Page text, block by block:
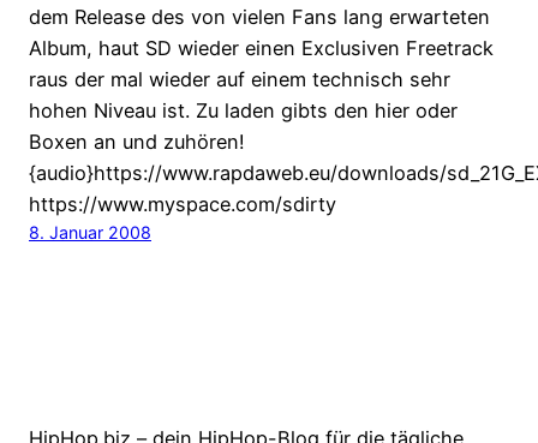
dem Release des von vielen Fans lang erwarteten
Album, haut SD wieder einen Exclusiven Freetrack
raus der mal wieder auf einem technisch sehr
hohen Niveau ist. Zu laden gibts den hier oder
Boxen an und zuhören!
{audio}https://www.rapdaweb.eu/downloads/
https://www.myspace.com/sdirty
8. Januar 2008